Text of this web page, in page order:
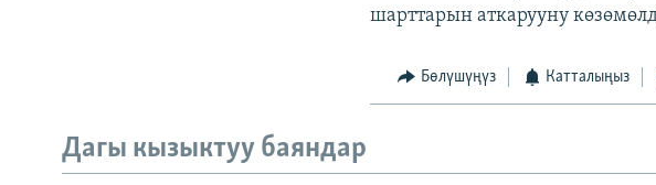
шарттарын аткарууну
Бөлүшүңүз Катталыңыз
Дагы кызыктуу баяндар